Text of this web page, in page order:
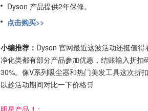
Dyson 产品提供2年保修。
点击购买>>
小编推荐： Dyson 官网最近这波活动还挺值
净化类都有部分产品参加优惠，结账输入折扣
30%。像V系列吸尘器和热门美发工具这次折
以趁活动期间对比一下价格🛒
明星产品 1：